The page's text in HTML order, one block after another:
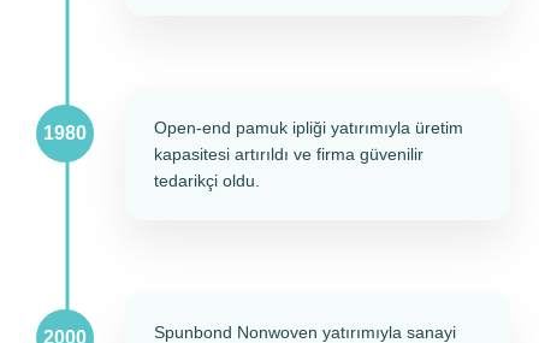
Open-end pamuk ipliği yatırımıyla üretim
kapasitesi artırıldı ve firma güvenilir
tedarikçi oldu.
Spunbond Nonwoven yatırımıyla sanayi